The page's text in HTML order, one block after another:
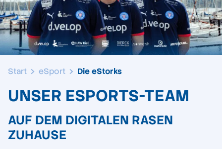
Start eSport Die eStorks
UNSER ESPORTS-TEAM
AUF DEM DIGITALEN RASEN
ZUHAUSE